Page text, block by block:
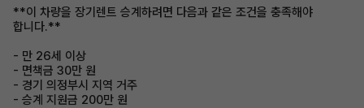
**이 차량을 장기렌트 승계하려면 다음과 같은 조건을 충족해야
합니다.**
- 만 26세 이상
- 면책금 30만 원
- 경기 의정부시 지역 거주
- 승계 지원금 200만 원